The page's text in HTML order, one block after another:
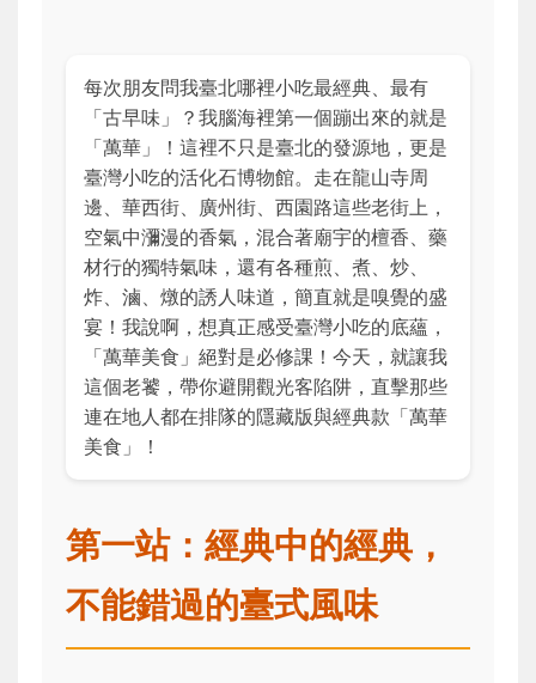
每次朋友問我臺北哪裡小吃最經典、最有
「古早味」？我腦海裡第一個蹦出來的就是
「萬華」！這裡不只是臺北的發源地，更是
臺灣小吃的活化石博物館。走在龍山寺周
邊、華西街、廣州街、西園路這些老街上，
空氣中瀰漫的香氣，混合著廟宇的檀香、藥
材行的獨特氣味，還有各種煎、煮、炒、
炸、滷、燉的誘人味道，簡直就是嗅覺的盛
宴！我說啊，想真正感受臺灣小吃的底蘊，
「萬華美食」絕對是必修課！今天，就讓我
這個老饕，帶你避開觀光客陷阱，直擊那些
連在地人都在排隊的隱藏版與經典款「萬華
美食」！
第一站：經典中的經典，
不能錯過的臺式風味